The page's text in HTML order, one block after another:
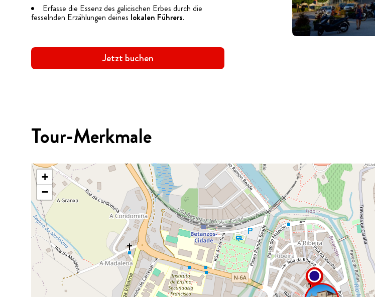
Erfasse die Essenz des galicischen Erbes durch die
fesselnden Erzählungen deines lokalen Führers.
Jetzt buchen
Tour-Merkmale
+
−